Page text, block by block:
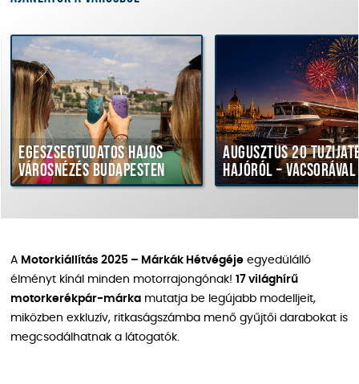
Egészségtudatos hajós
városnézés Budapesten
Augusztus 20
hajóról – vacsorával
A Motorkiállítás 2025 – Márkák Hétvégéje egyedülálló
élményt kínál minden motorrajongónak! 17 világhírű
motorkerékpár-márka mutatja be legújabb modelljeit,
miközben exkluzív, ritkaságszámba menő gyűjtői darabokat is
megcsodálhatnak a látogatók.